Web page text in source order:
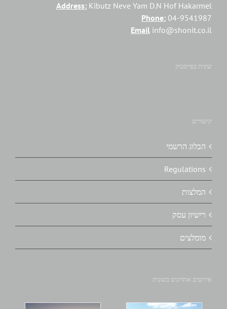
Address: Kibutz Neve Yam D.N Hof Hakarmel
Phone: 04-9541987
Email info@shonit.co.il
שונית בפייסבוק
קישורים
הבלוג הרשמי
Regulations
המלצות
רישיון עסק
מומלצים
אירועים אחרונים בשונית